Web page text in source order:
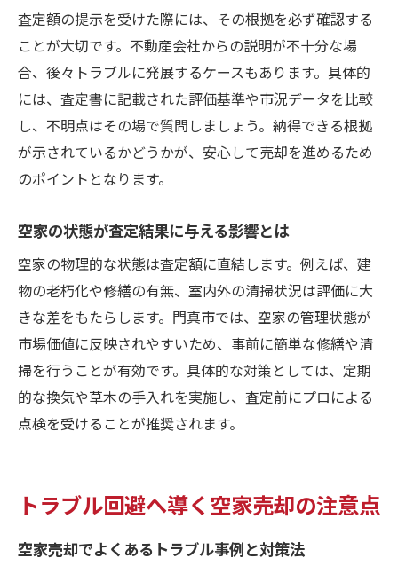
査定額の提示を受けた際には、その根拠を必ず確認する
ことが大切です。不動産会社からの説明が不十分な場
合、後々トラブルに発展するケースもあります。具体的
には、査定書に記載された評価基準や市況データを比較
し、不明点はその場で質問しましょう。納得できる根拠
が示されているかどうかが、安心して売却を進めるため
のポイントとなります。
空家の状態が査定結果に与える影響とは
空家の物理的な状態は査定額に直結します。例えば、建
物の老朽化や修繕の有無、室内外の清掃状況は評価に大
きな差をもたらします。門真市では、空家の管理状態が
市場価値に反映されやすいため、事前に簡単な修繕や清
掃を行うことが有効です。具体的な対策としては、定期
的な換気や草木の手入れを実施し、査定前にプロによる
点検を受けることが推奨されます。
トラブル回避へ導く空家売却の注意点
空家売却でよくあるトラブル事例と対策法